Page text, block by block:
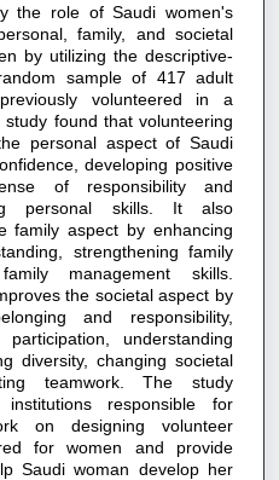
the role of Saudi women's
family, and societal
by utilizing the descriptive-
sample of 417 adult
volunteered in a
found that volunteering
personal aspect of Saudi
developing positive
of responsibility and
personal skills. It also
family aspect by enhancing
strengthening family
management skills.
the societal aspect by
and responsibility,
understanding
diversity, changing societal
teamwork. The study
responsible for
on designing volunteer
for women and provide
Saudi woman develop her